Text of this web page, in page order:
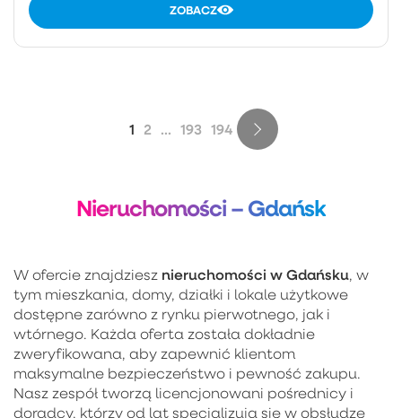
ZOBACZ
1 2 ... 193 194
Nieruchomości – Gdańsk
W ofercie znajdziesz nieruchomości w Gdańsku, w
tym mieszkania, domy, działki i lokale użytkowe
dostępne zarówno z rynku pierwotnego, jak i
wtórnego. Każda oferta została dokładnie
zweryfikowana, aby zapewnić klientom
maksymalne bezpieczeństwo i pewność zakupu.
Nasz zespół tworzą licencjonowani pośrednicy i
doradcy, którzy od lat specjalizują się w obsłudze